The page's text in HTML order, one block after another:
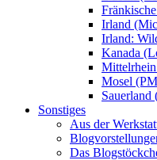
Irland
Irland:
Kanada
Mosel
Sauerland
Sonstiges
Aus der
Das